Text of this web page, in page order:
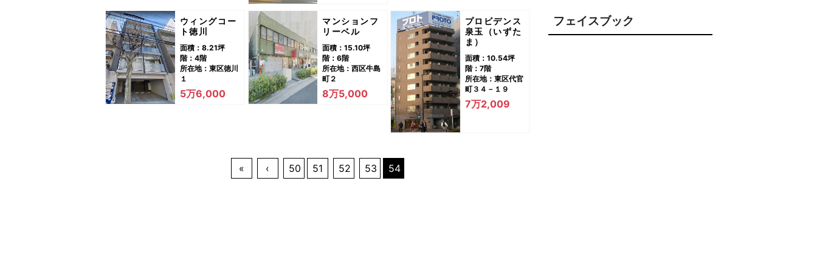
ウィングコー
ト徳川
面積：8.21坪
階：4階
所在地：東区徳川
１
5万6,000
マンションフ
リーベル
面積：15.10坪
階：6階
所在地：西区牛島
町２
8万5,000
プロビデンス
泉玉（いずた
ま）
面積：10.54坪
階：7階
所在地：東区代官
町３４－１９
7万2,009
« ‹ 50 51 52 53 54
フェイスブック